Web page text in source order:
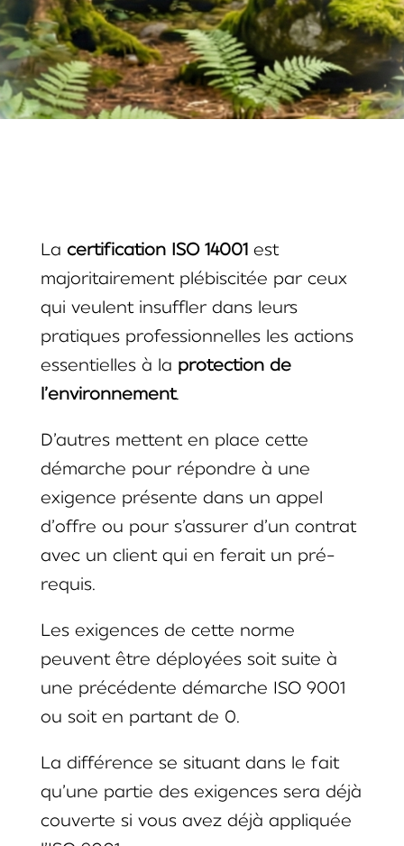
La certification ISO 14001est
majoritairement plébiscitée par ceux
qui veulent insuffler dans leurs
pratiques professionnelles les actions
essentielles à la protection de
l’environnement.
D’autres mettent en place cette
démarche pour répondre à une
exigence présente dans un appel
d’offre ou pour s’assurer d’un contrat
avec un client qui en ferait un pré-
requis.
Les exigences de cette norme
peuvent être déployées soit suite à
une précédente démarche ISO 9001
ou soit en partant de 0.
La différence se situant dans le fait
qu’une partie des exigences sera déjà
couverte si vous avez déjà appliquée